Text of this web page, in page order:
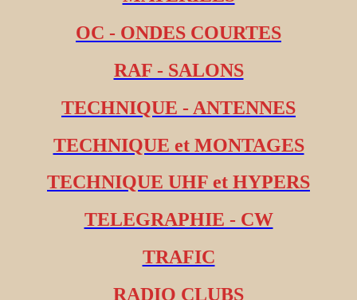
OC - ONDES COURTES
RAF - SALONS
TECHNIQUE - ANTENNES
TECHNIQUE et MONTAGES
TECHNIQUE UHF et HYPERS
TELEGRAPHIE - CW
TRAFIC
RADIO CLUBS